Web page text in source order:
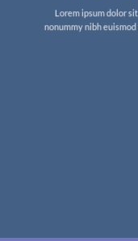
Lorem ipsum dolor
nonummy nibh